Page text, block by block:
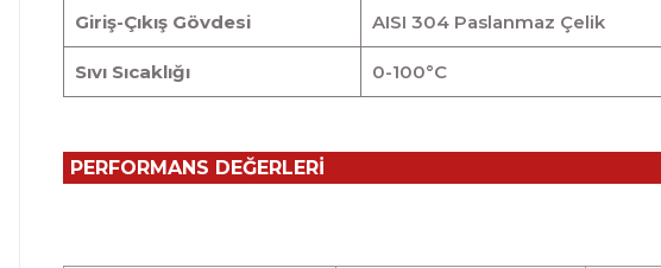
Giriş-Çıkış Gövdesi AISI 304 Paslanmaz Çelik
Sıvı Sıcaklığı 0-100°C
PERFORMANS DEĞERLERİ